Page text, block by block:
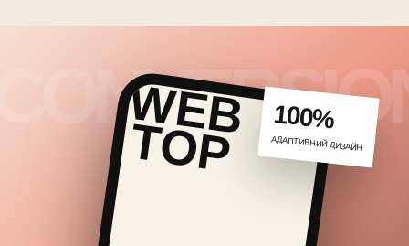
100%
АДАПТИВНИЙ ДИЗАЙН